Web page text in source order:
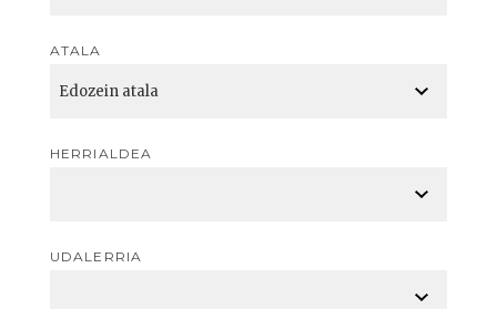
ATALA
HERRIALDEA
UDALERRIA